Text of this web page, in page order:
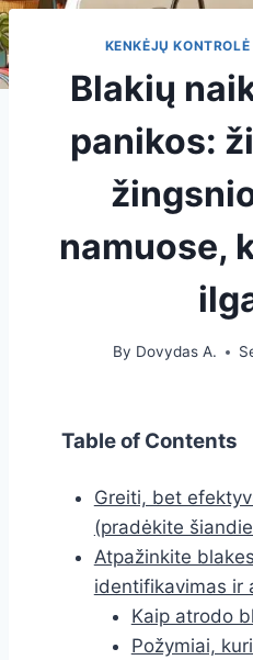
KENKĖJŲ KONTROLĖ
Blakių
panikos:
namuose,
By Dovydas A.
Table of Contents
Greiti, bet
(pradėkite
Atpažinkite
identifikavimas ir
Kaip atrodo
Požymiai,